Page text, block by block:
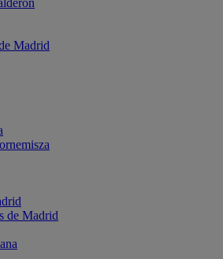
Madrid
de Madrid